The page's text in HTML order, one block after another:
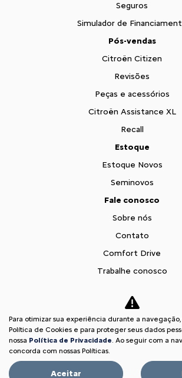
Seguros
Simulador de
Pós-vendas
Citroën Citizen
Revisões
Peças e acessórios
Citroën Assistance XL
Recall
Estoque
Estoque Novos
Seminovos
Fale conosco
Sobre nós
Contato
Comfort Drive
Trabalhe conosco
Política de Cookies
Teaser Citroen Basalt
Desacelere. Seu bem maior
Para otimizar sua experiência durante a navegação,
Política de Cookies e para proteger seus dados
nossa Política de Privacidade. Ao seguir com a
concorda com nossas Políticas.
Aceitar